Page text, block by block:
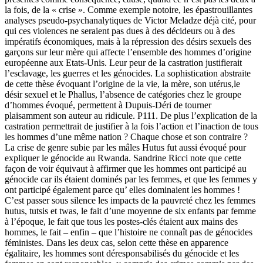
la fois, de la « crise ». Comme exemple notoire, les épastrouillantes
analyses pseudo-psychanalytiques de Victor Meladze déjà cité, pour
qui ces violences ne seraient pas dues à des décideurs ou à des
impératifs économiques, mais à la répression des désirs sexuels des
garçons sur leur mère qui affecte l’ensemble des hommes d’origine
européenne aux Etats-Unis. Leur peur de la castration justifierait
l’esclavage, les guerres et les génocides. La sophistication abstraite
de cette thèse évoquant l’origine de la vie, la mère, son utérus,le
désir sexuel et le Phallus, l’absence de catégories chez le groupe
d’hommes évoqué, permettent à Dupuis-Déri de tourner
plaisamment son auteur au ridicule. P111. De plus l’explication de la
castration permettrait de justifier à la fois l’action et l’inaction de tous
les hommes d’une même nation ? Chaque chose et son contraire ?
La crise de genre subie par les mâles Hutus fut aussi évoqué pour
expliquer le génocide au Rwanda. Sandrine Ricci note que cette
façon de voir équivaut à affirmer que les hommes ont participé au
génocide car ils étaient dominés par les femmes, et que les femmes y
ont participé également parce qu’ elles dominaient les hommes !
C’est passer sous silence les impacts de la pauvreté chez les femmes
hutus, tutsis et twas, le fait d’une moyenne de six enfants par femme
à l’époque, le fait que tous les postes-clés étaient aux mains des
hommes, le fait – enfin – que l’histoire ne connaît pas de génocides
féministes. Dans les deux cas, selon cette thèse en apparence
égalitaire, les hommes sont déresponsabilisés du génocide et les